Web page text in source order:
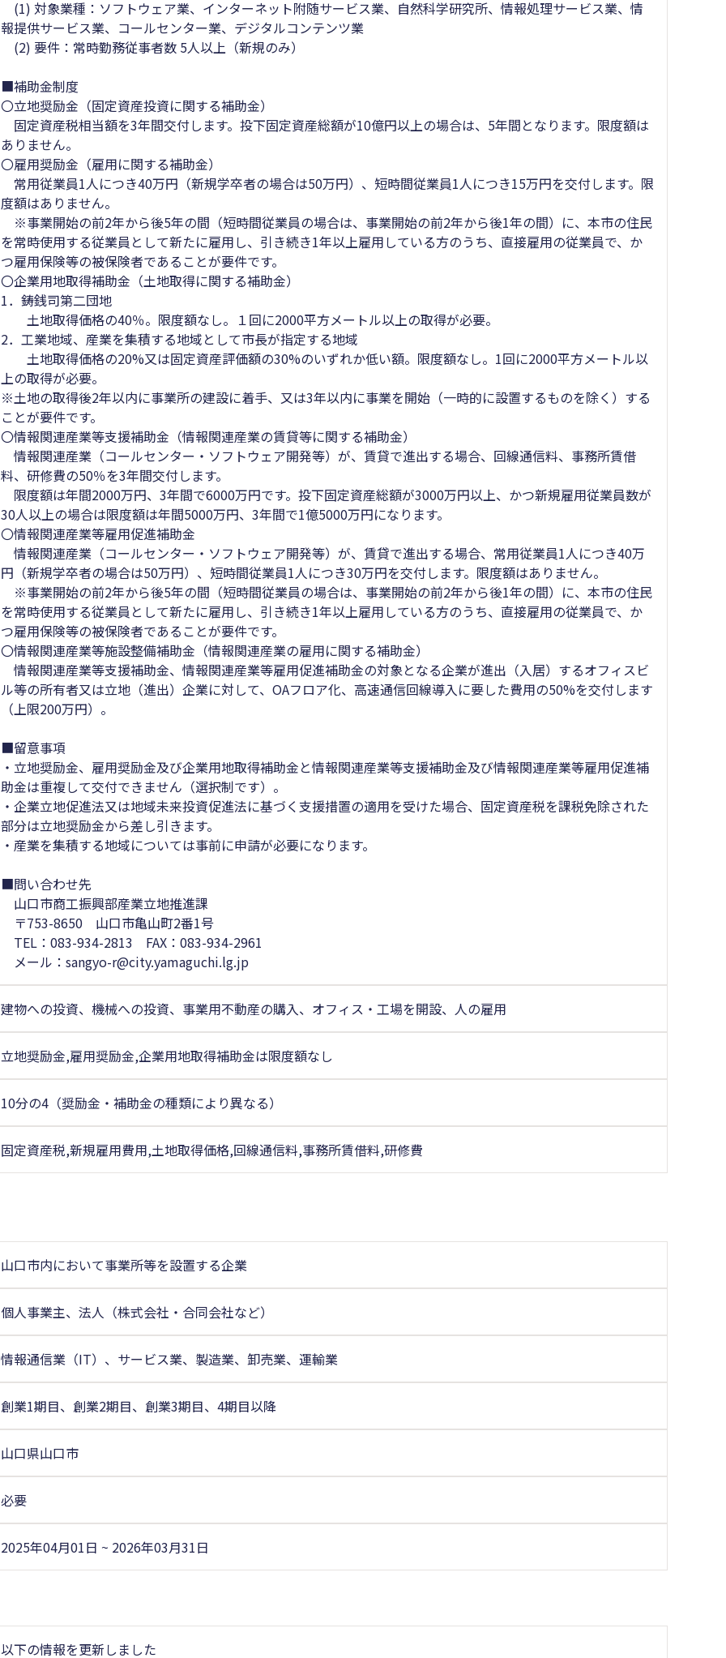
(1) 対象業種：ソフトウェア業、インターネット附随サービス業、自然科学研究所、情報処理サービス業、情
報提供サービス業、コールセンター業、デジタルコンテンツ業
(2) 要件：常時勤務従事者数 5人以上（新規のみ）
■補助金制度
〇立地奨励金（固定資産投資に関する補助金）
固定資産税相当額を3年間交付します。投下固定資産総額が10億円以上の場合は、5年間となります。限度額は
ありません。
〇雇用奨励金（雇用に関する補助金）
常用従業員1人につき40万円（新規学卒者の場合は50万円）、短時間従業員1人につき15万円を交付します。限
度額はありません。
※事業開始の前2年から後5年の間（短時間従業員の場合は、事業開始の前2年から後1年の間）に、本市の住民
を常時使用する従業員として新たに雇用し、引き続き1年以上雇用している方のうち、直接雇用の従業員で、か
つ雇用保険等の被保険者であることが要件です。
〇企業用地取得補助金（土地取得に関する補助金）
1．鋳銭司第二団地
土地取得価格の40％。限度額なし。１回に2000平方メートル以上の取得が必要。
2．工業地域、産業を集積する地域として市長が指定する地域
土地取得価格の20%又は固定資産評価額の30%のいずれか低い額。限度額なし。1回に2000平方メートル以
上の取得が必要。
※土地の取得後2年以内に事業所の建設に着手、又は3年以内に事業を開始（一時的に設置するものを除く）する
ことが要件です。
〇情報関連産業等支援補助金（情報関連産業の賃貸等に関する補助金）
情報関連産業（コールセンター・ソフトウェア開発等）が、賃貸で進出する場合、回線通信料、事務所賃借
料、研修費の50％を3年間交付します。
限度額は年間2000万円、3年間で6000万円です。投下固定資産総額が3000万円以上、かつ新規雇用従業員数が
30人以上の場合は限度額は年間5000万円、3年間で1億5000万円になります。
〇情報関連産業等雇用促進補助金
情報関連産業（コールセンター・ソフトウェア開発等）が、賃貸で進出する場合、常用従業員1人につき40万
円（新規学卒者の場合は50万円）、短時間従業員1人につき30万円を交付します。限度額はありません。
※事業開始の前2年から後5年の間（短時間従業員の場合は、事業開始の前2年から後1年の間）に、本市の住民
を常時使用する従業員として新たに雇用し、引き続き1年以上雇用している方のうち、直接雇用の従業員で、か
つ雇用保険等の被保険者であることが要件です。
〇情報関連産業等施設整備補助金（情報関連産業の雇用に関する補助金）
情報関連産業等支援補助金、情報関連産業等雇用促進補助金の対象となる企業が進出（入居）するオフィスビ
ル等の所有者又は立地（進出）企業に対して、OAフロア化、高速通信回線導入に要した費用の50%を交付します
（上限200万円）。
■留意事項
・立地奨励金、雇用奨励金及び企業用地取得補助金と情報関連産業等支援補助金及び情報関連産業等雇用促進補
助金は重複して交付できません（選択制です）。
・企業立地促進法又は地域未来投資促進法に基づく支援措置の適用を受けた場合、固定資産税を課税免除された
部分は立地奨励金から差し引きます。
・産業を集積する地域については事前に申請が必要になります。
■問い合わせ先
山口市商工振興部産業立地推進課
〒753-8650 山口市亀山町2番1号
TEL：083-934-2813 FAX：083-934-2961
メール：sangyo-r@city.yamaguchi.lg.jp
建物への投資、機械への投資、事業用不動産の購入、オフィス・工場を開設、人の雇用
立地奨励金,雇用奨励金,企業用地取得補助金は限度額なし
10分の4（奨励金・補助金の種類により異なる）
固定資産税,新規雇用費用,土地取得価格,回線通信料,事務所賃借料,研修費
山口市内において事業所等を設置する企業
個人事業主、法人（株式会社・合同会社など）
情報通信業（IT）、サービス業、製造業、卸売業、運輸業
創業1期目、創業2期目、創業3期目、4期目以降
山口県山口市
必要
2025年04月01日 ~ 2026年03月31日
以下の情報を更新しました